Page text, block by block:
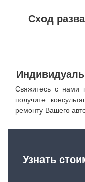
Сход
Свяжитесь с нами
получите
ремонту Вашего
Узнать